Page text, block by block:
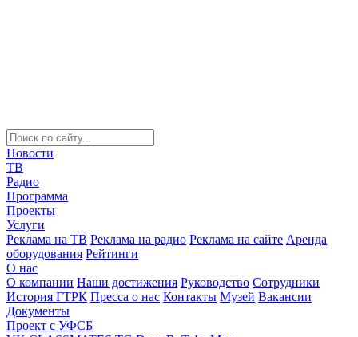
Новости
ТВ
Радио
Программа
Проекты
Услуги
Реклама на ТВ Реклама на радио Реклама на сайте Аренда
оборудования Рейтинги
О нас
О компании Наши достижения Руководство Сотрудники
История ГТРК Пресса о нас Контакты Музей Вакансии
Документы
Проект с УФСБ